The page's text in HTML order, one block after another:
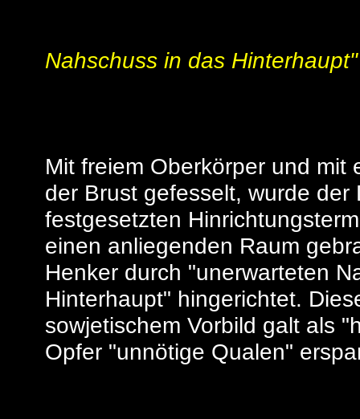
Nahschuss in das Hinterhaupt"
Mit freiem Oberkörper und mit
der Brust gefesselt, wurde der
festgesetzten
einen anliegenden Raum
Henker durch "unerwarteten
Hinterhaupt" hingerichtet.
sowjetischem Vorbild galt als
Opfer "unnötige Qualen"